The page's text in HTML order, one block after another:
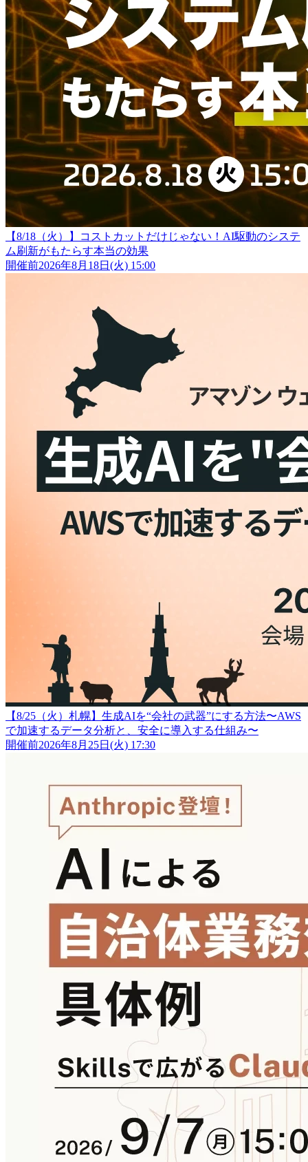
【8/18（火）】コストカットだけじゃない！AI駆動のシステ
ム刷新がもたらす本当の効果
開催前2026年8月18日(火) 15:00
【8/25（火）札幌】生成AIを“会社の武器”にする方法〜AWS
で加速するデータ分析と、安全に導入する仕組み〜
開催前2026年8月25日(火) 17:30